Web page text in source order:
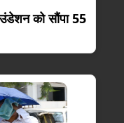
को सौंपा 55